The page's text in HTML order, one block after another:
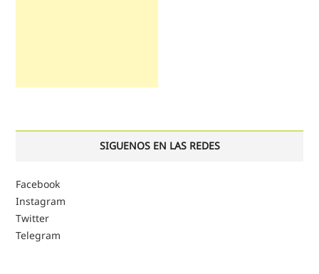
SIGUENOS EN LAS REDES
Facebook
Instagram
Twitter
Telegram